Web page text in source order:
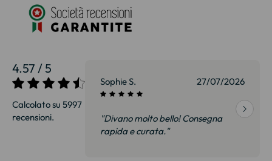
4.57 / 5
Calcolato su 5997
recensioni.
27/07/2026 Sophie S. 27/07/2026
"Divano molto bello! Consegna
rapida e curata."